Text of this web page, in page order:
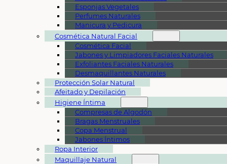
Esponjas Vegetales
Perfumes Naturales
Manicura y Pedicura
Cosmética Natural Facial
Cosmética Facial
Jabones y Limpiadores Faciales Naturales
Exfoliantes Faciales Naturales
Desmaquillantes Naturales
Protección Solar Natural
Afeitado y Depilación
Higiene Íntima
Compresas de Algodón
Bragas Menstruales
Copa Menstrual
Jabones Íntimos
Ropa Interior
Maquillaje Natural